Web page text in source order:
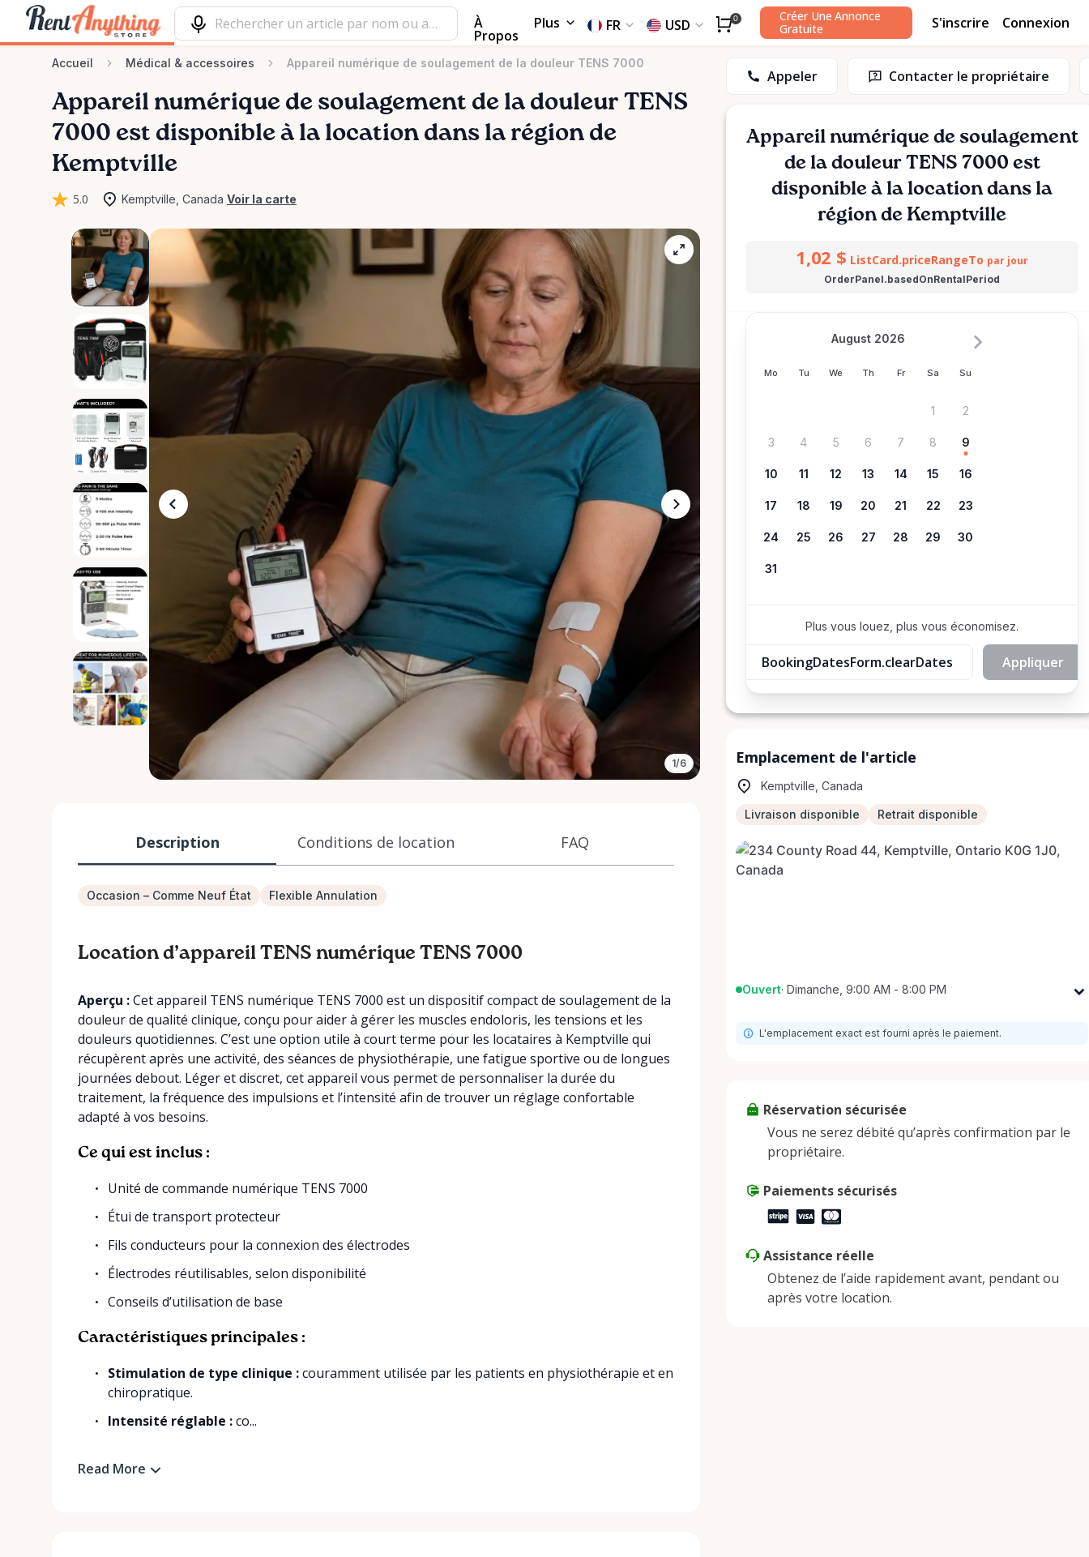
À
Propos
Plus FR USD 0
Créer Une Annonce
Gratuite
S'inscrire Connexion
Accueil Médical & accessoires Appareil numérique de soulagement de la douleur TENS 7000
Appareil numérique de soulagement de la douleur TENS
7000 est disponible à la location dans la région de
Kemptville
5.0 Kemptville, Canada Voir la carte
1/6
Description Conditions de location FAQ
Occasion – Comme Neuf État Flexible Annulation
Location d’appareil TENS numérique TENS 7000
Aperçu :Cet appareil TENS numérique TENS 7000 est un dispositif compact de soulagement de la
douleur de qualité clinique, conçu pour aider à gérer les muscles endoloris, les tensions et les
douleurs quotidiennes. C’est une option utile à court terme pour les locataires à Kemptville qui
récupèrent après une activité, des séances de physiothérapie, une fatigue sportive ou de longues
journées debout. Léger et discret, cet appareil vous permet de personnaliser la durée du
traitement, la fréquence des impulsions et l’intensité afin de trouver un réglage confortable
adapté à vos besoins.
Ce qui est inclus :
Unité de commande numérique TENS 7000
Étui de transport protecteur
Fils conducteurs pour la connexion des électrodes
Électrodes réutilisables, selon disponibilité
Conseils d’utilisation de base
Caractéristiques principales :
Stimulation de type clinique :couramment utilisée par les patients en physiothérapie et en
chiropratique.
Intensité réglable :co...
Read More
Appeler Contacter le propriétaire
Appareil numérique de soulagement
de la douleur TENS 7000 est
disponible à la location dans la
région de Kemptville
1,02 $ ListCard.priceRangeTo par jour
OrderPanel.basedOnRentalPeriod
Mo Tu We Th Fr Sa Su
August 2026
1 2
3 4 5 6 7 8 9
10 11 12 13 14 15 16
17 18 19 20 21 22 23
24 25 26 27 28 29 30
31
Plus vous louez, plus vous économisez.
BookingDatesForm.clearDates Appliquer
Emplacement de l'article
Kemptville, Canada
Livraison disponible Retrait disponible
Ouvert· Dimanche, 9:00 AM - 8:00 PM
Mardi
Vendredi
Samedi
9:00 AM - 8:00 PM
Dimanche
L'emplacement exact est fourni après le paiement.
Réservation sécurisée
Vous ne serez débité qu’après confirmation par le
propriétaire.
Paiements sécurisés
Assistance réelle
Obtenez de l’aide rapidement avant, pendant ou
après votre location.